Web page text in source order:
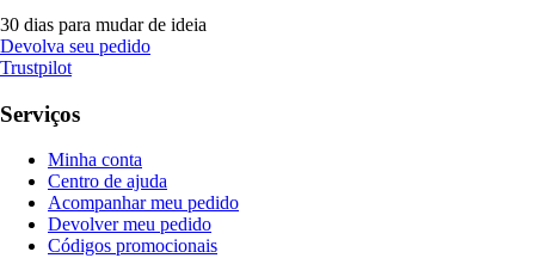
30 dias para mudar de ideia
Devolva seu pedido
Trustpilot
Serviços
Minha conta
Centro de ajuda
Acompanhar meu pedido
Devolver meu pedido
Códigos promocionais